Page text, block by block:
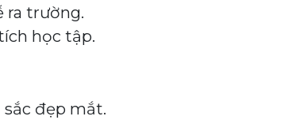
ra trường.
học tập.
sắc đẹp mắt.